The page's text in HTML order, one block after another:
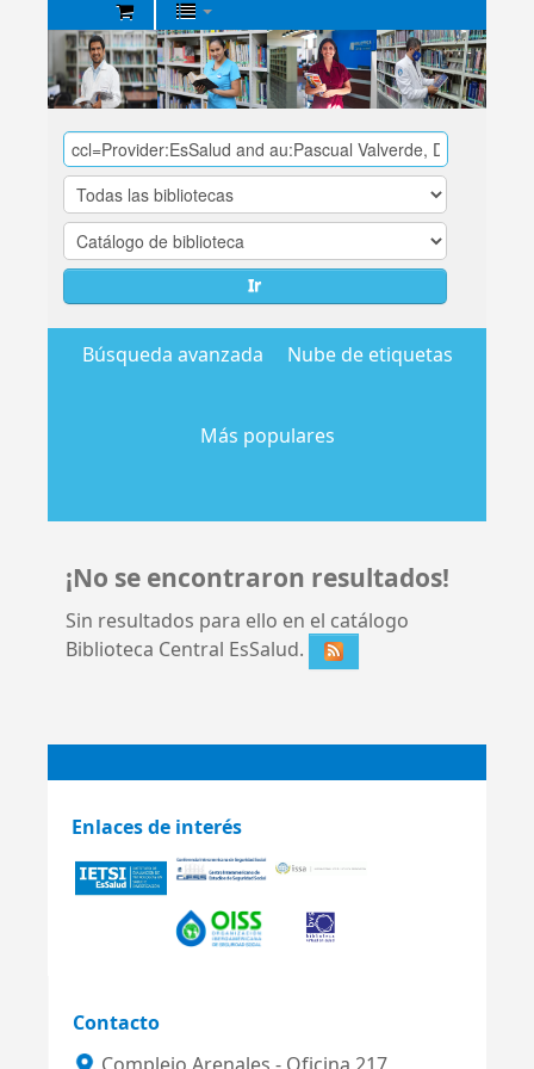
Biblioteca
Central
EsSalud
Ir
Búsqueda avanzada Nube de etiquetas
Más populares
¡No se encontraron resultados!
Sin resultados para ello en el catálogo
Biblioteca Central EsSalud.
Enlaces de interés
Contacto